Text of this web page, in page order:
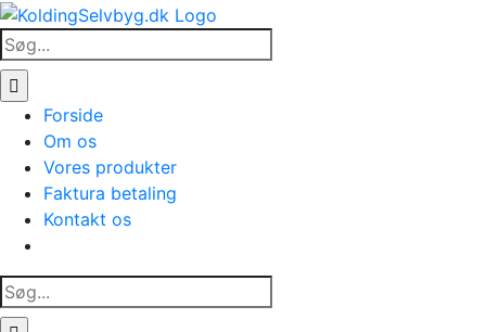
Skip
to
content
Søg
efter:
Forside
Om os
Vores produkter
Faktura betaling
Kontakt os
Søg
efter: